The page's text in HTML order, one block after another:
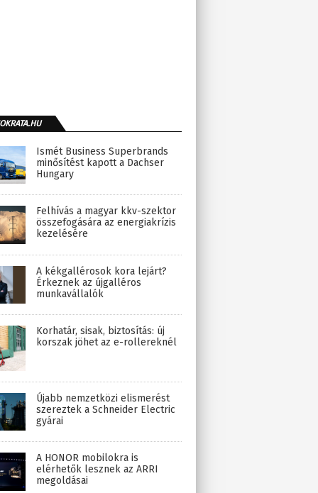
Ismét Business Superbrands
minősítést kapott a Dachser
Hungary
Felhívás a magyar kkv-szektor
összefogására az energiakrízis
kezelésére
A kékgallérosok kora lejárt?
Érkeznek az újgalléros
munkavállalók
Korhatár, sisak, biztosítás: új
korszak jöhet az e-rollereknél
Újabb nemzetközi elismerést
szereztek a Schneider Electric
gyárai
A HONOR mobilokra is
elérhetők lesznek az ARRI
megoldásai